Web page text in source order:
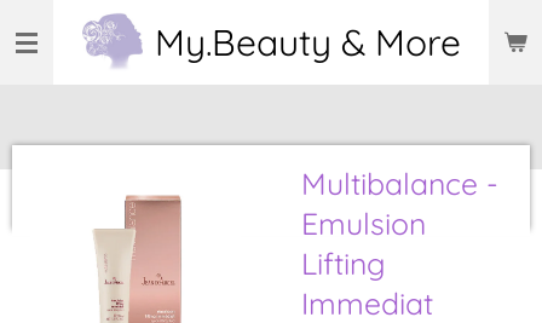
direct
My.Beauty & More
Multibalance -
Emulsion
Lifting
Immediat